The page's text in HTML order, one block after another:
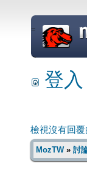
=
登入
檢視沒有回覆
MozTW» 討